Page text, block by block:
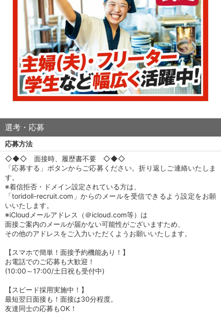
選考・応募
応募方法
◇◆◇ 面接時、履歴書不要 ◇◆◇
「応募する」ボタンからご応募ください。折り返しご連絡いたしま
す。
※着信拒否・ドメイン設定されている方は、
「toridoll-recruit.com」からのメールを受信できるよう設定をお願
いいたします。
※iCloudメールアドレス（＠icloud.com等）は
面接ご案内のメールが届かない可能性がございますため、
その他のアドレスをご入力いただくようお願いいたします。
【スマホで簡単！面接予約機能あり！】
お電話でのご応募も大歓迎！
(10:00～17:00/土日祝も受付中)
【スピード採用実施中！】
最短翌日面接も！面接は30分程度。
友達同士の応募もOK！